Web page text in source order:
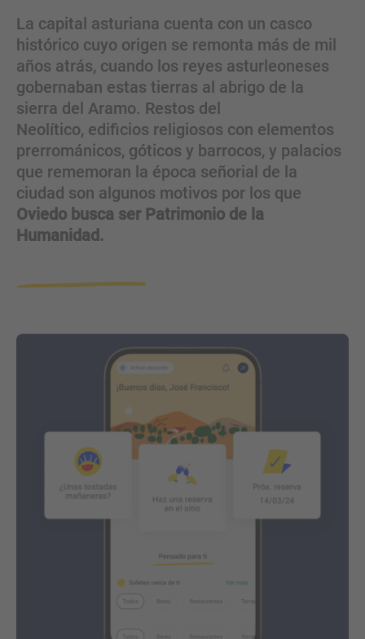
La capital asturiana cuenta con un casco
histórico cuyo origen se remonta más de mil
años atrás, cuando los reyes asturleoneses
gobernaban estas tierras al abrigo de la
sierra del Aramo. Restos del
Neolítico, edificios religiosos con elementos
prerrománicos, góticos y barrocos, y palacios
que rememoran la época señorial de la
ciudad son algunos motivos por los que
Oviedo busca ser Patrimonio de la
Humanidad.